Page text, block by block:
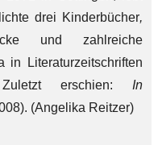
drei Kinderbücher,
und zahlreiche
in Literaturzeitschriften
erschien: In
(Angelika Reitzer)